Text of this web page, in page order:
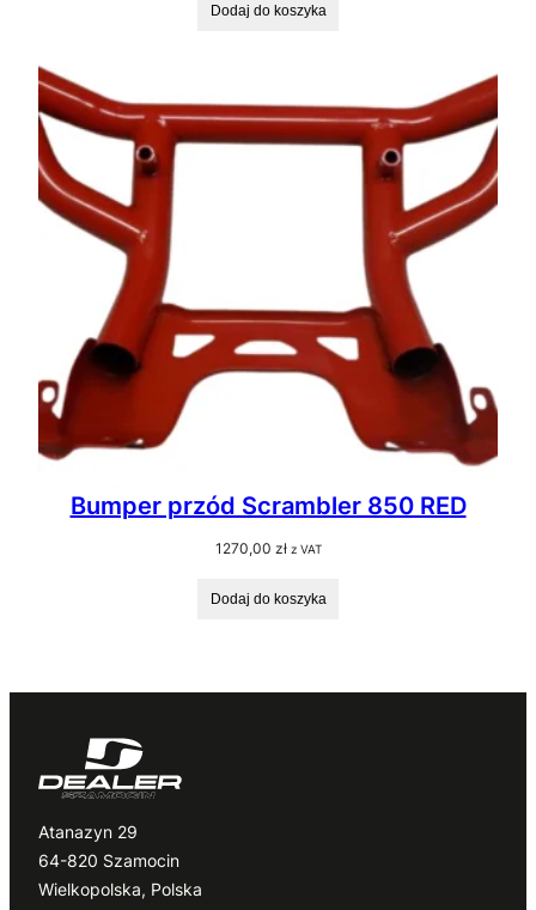
Dodaj do koszyka
Bumper przód Scrambler 850 RED
1270,00 zł z VAT
Dodaj do koszyka
Atanazyn 29
64-820 Szamocin
Wielkopolska, Polska